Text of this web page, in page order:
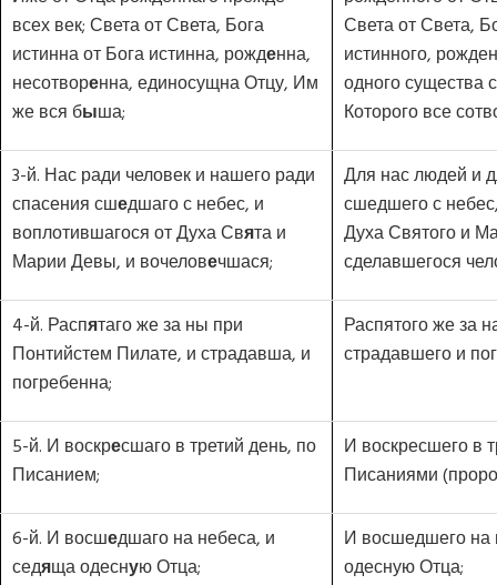
всех век; Света от Света, Бога
истинна от Бога истинна, рожденна,
несотворенна, единосущна Отцу, Им
же вся быша;
Света от Света,
истинного,
одного существа
Которого все
3-й. Нас ради человек и нашего ради
спасения сшедшаго с небес, и
воплотившагося от Духа Свята и
Марии Девы, и вочеловечшася;
Для нас людей и
сшедшего с
Духа Святого и
сделавшегося
4-й. Распятаго же за ны при
Понтийстем Пилате, и страдавша, и
погребенна;
Распятого же за
страдавшего и
5-й. И воскресшаго в третий день, по
Писанием;
И воскресшего в
Писаниями
6-й. И восшедшаго на небеса, и
седяща одесную Отца;
И восшедшего на
одесную Отца;